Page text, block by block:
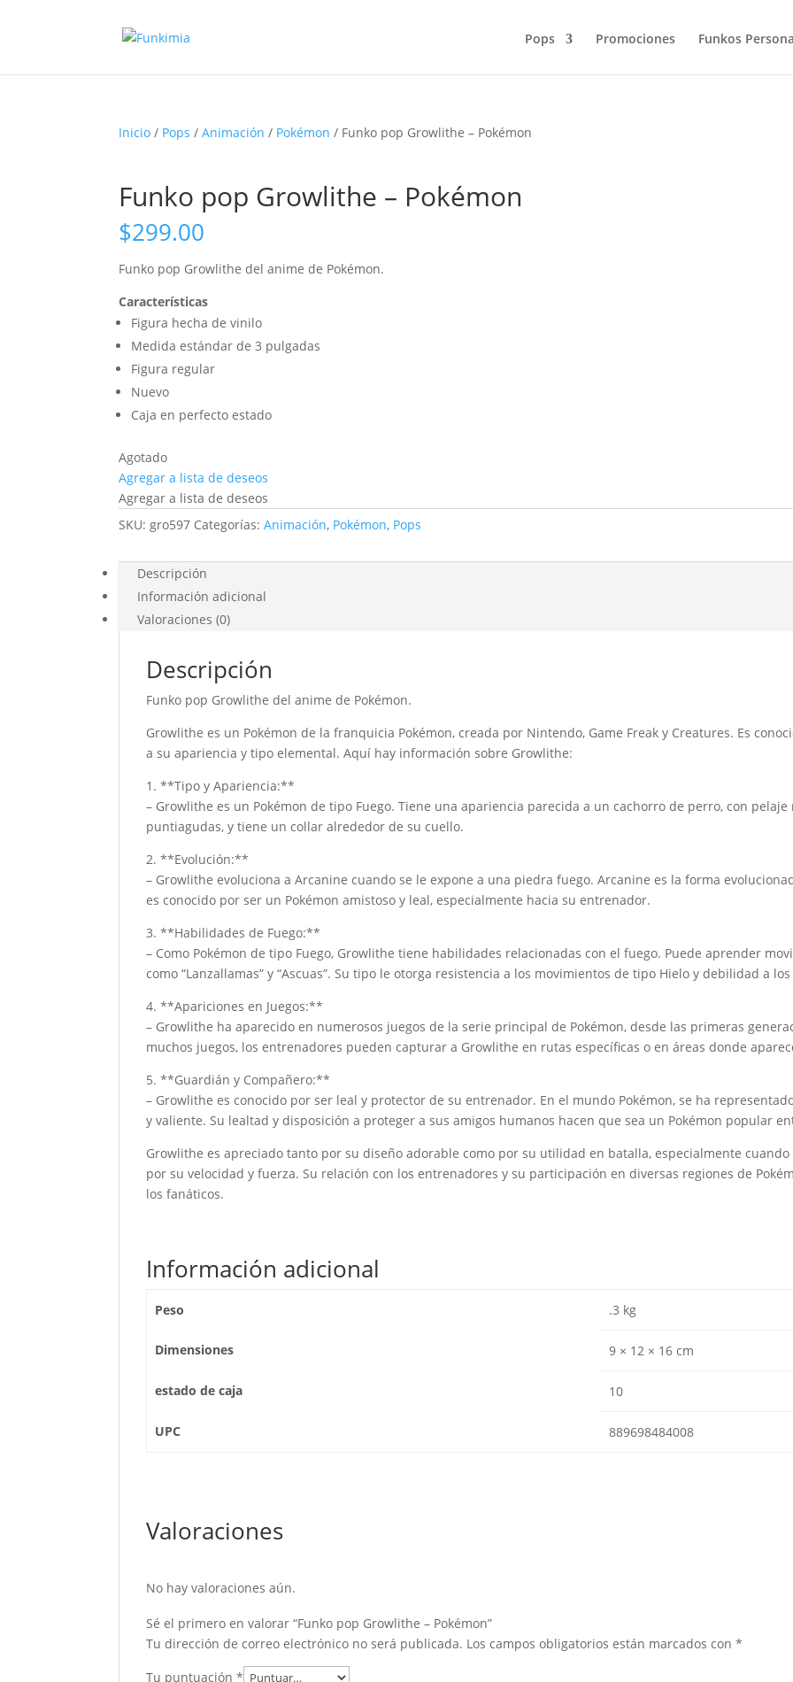
Pops Promociones Funkos
Inicio / Pops /Animación / Pokémon / Funko pop Growlithe – Pokémon
Funko pop Growlithe – Pokémon
$299.00
Funko pop Growlithedel anime de Pokémon.
Características
Figura hecha de vinilo
Medida estándar de 3 pulgadas
Figura regular
Nuevo
Caja en perfecto estado
Agotado
Agregar a lista de deseos
Agregar a lista de deseos
SKU:gro597 Categorías:Animación, Pokémon, Pops
Descripción
Información adicional
Valoraciones (0)
Descripción
Funko pop Growlithedel anime de Pokémon.
Growlithe es un Pokémon de la franquicia Pokémon, creada por Nintendo, Game Freak y Creatures. Es
a su apariencia y tipo elemental. Aquí hay información sobre Growlithe:
1. **Tipo y Apariencia:**
– Growlithe es un Pokémon de tipo Fuego. Tiene una apariencia parecida a un cachorro de perro, con
puntiagudas, y tiene un collar alrededor de su cuello.
2. **Evolución:**
– Growlithe evoluciona a Arcanine cuando se le expone a una piedra fuego. Arcanine es la forma
es conocido por ser un Pokémon amistoso y leal, especialmente hacia su entrenador.
3. **Habilidades de Fuego:**
– Como Pokémon de tipo Fuego, Growlithe tiene habilidades relacionadas con el fuego. Puede aprender
como “Lanzallamas” y “Ascuas”. Su tipo le otorga resistencia a los movimientos de tipo Hielo y debilidad a
4. **Apariciones en Juegos:**
– Growlithe ha aparecido en numerosos juegos de la serie principal de Pokémon, desde las primeras
muchos juegos, los entrenadores pueden capturar a Growlithe en rutas específicas o en áreas donde
5. **Guardián y Compañero:**
– Growlithe es conocido por ser leal y protector de su entrenador. En el mundo Pokémon, se ha
y valiente. Su lealtad y disposición a proteger a sus amigos humanos hacen que sea un Pokémon popular
Growlithe es apreciado tanto por su diseño adorable como por su utilidad en batalla, especialmente
por su velocidad y fuerza. Su relación con los entrenadores y su participación en diversas regiones de
los fanáticos.
Información adicional
Peso .3 kg
Dimensiones 9 × 12 × 16 cm
estado de caja 10
UPC 889698484008
Valoraciones
No hay valoraciones aún.
Sé el primero en valorar “Funko pop Growlithe – Pokémon”
Tu dirección de correo electrónico no será publicada. Los campos obligatorios están marcados con*
Tu puntuación*